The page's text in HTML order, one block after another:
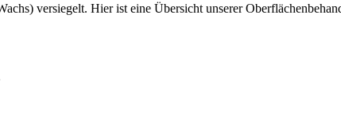
versiegelt. Hier ist eine Übersicht unserer